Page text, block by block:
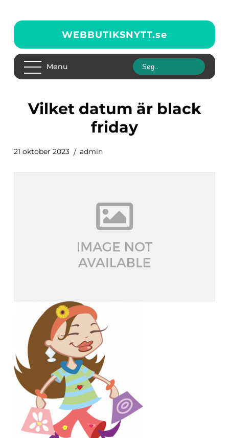
WEBBUTIKSNYTT.se
Menu
vilket datum är black
friday
21 oktober 2023 admin